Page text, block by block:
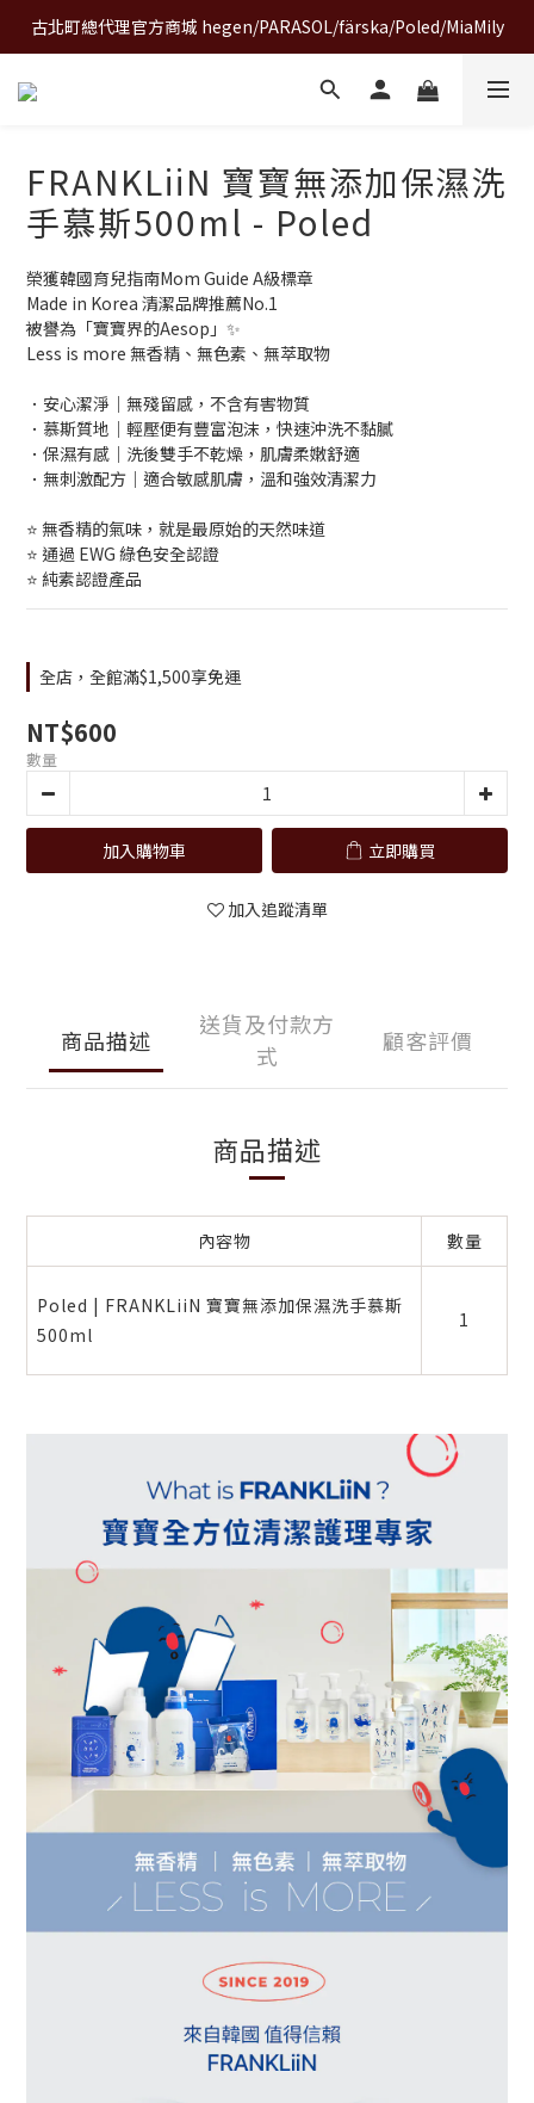
A World of Wonder 奇想世界特展｜套票熱賣中
A World of Wonder 奇想世界特展｜套票熱賣中
FRANKLiiN 寶寶無添加保濕洗
手慕斯500ml - Poled
榮獲韓國育兒指南Mom Guide A級標章
Made in Korea 清潔品牌推薦No.1
被譽為「寶寶界的Aesop」✨
Less is more 無香精、無色素、無萃取物
．安心潔淨｜無殘留感，不含有害物質
．慕斯質地｜輕壓便有豐富泡沫，快速沖洗不黏膩
．保濕有感｜洗後雙手不乾燥，肌膚柔嫩舒適
．無刺激配方｜適合敏感肌膚，溫和強效清潔力
⭐ 無香精的氣味，就是最原始的天然味道
⭐ 通過 EWG 綠色安全認證
⭐ 純素認證產品
全店，全館滿$1,500享免運
NT$600
數量
加入購物車 立即購買
加入追蹤清單
商品描述
送貨及付款方
式
顧客評價
商品描述
內容物 數量
Poled | FRANKLiiN 寶寶無添加保濕洗手慕斯
500ml
1